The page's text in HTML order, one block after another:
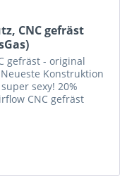
CNC gefräst
gefräst - original
Konstruktion
sexy! 20%
CNC gefräst